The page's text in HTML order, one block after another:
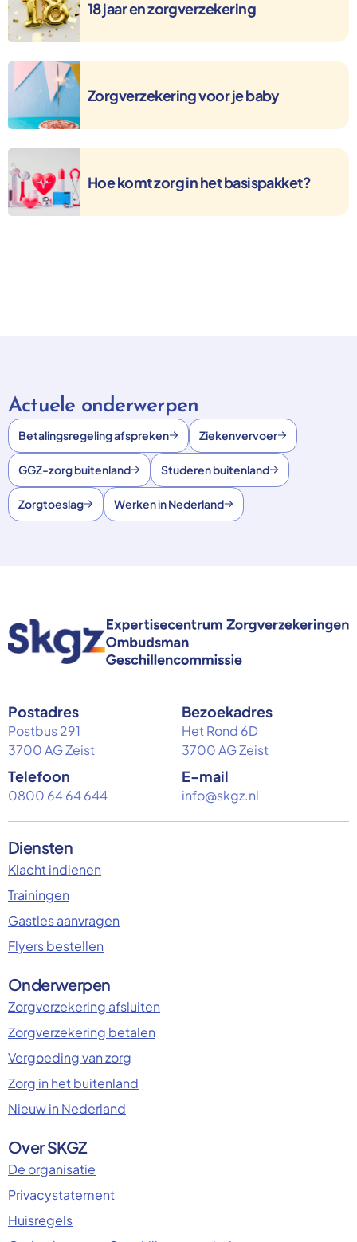
18 jaar en zorgverzekering
Zorgverzekering voor je baby
Zorgverzekering voor je baby
Hoe komt zorg in het basispakket?
Actuele onderwerpen
Betalingsregeling afspreken Ziekenvervoer
GGZ-zorg buitenland Studeren buitenland
Zorgtoeslag Werken in Nederland
Postadres
Postbus 291
3700 AG Zeist
Bezoekadres
Het Rond 6D
3700 AG Zeist
Telefoon
0800 64 64 644
E-mail
info@skgz.nl
Diensten
Klacht indienen
Trainingen
Gastles aanvragen
Flyers bestellen
Onderwerpen
Zorgverzekering afsluiten
Zorgverzekering betalen
Vergoeding van zorg
Zorg in het buitenland
Nieuw in Nederland
Over SKGZ
De organisatie
Privacystatement
Huisregels